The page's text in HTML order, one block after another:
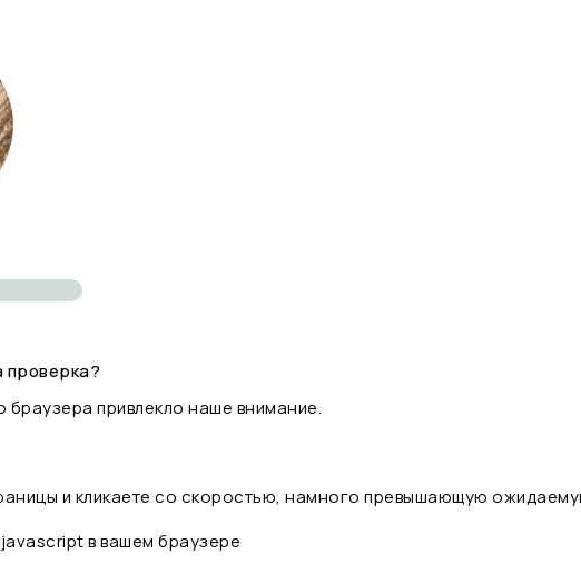
проверка?
браузера привлекло наше внимание.
и кликаете со скоростью, намного превышающую
в вашем браузере